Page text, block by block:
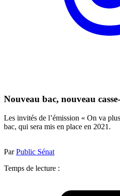
Nouveau bac, nouveau
Les invités de l’émission « On va
bac, qui sera mis en place en 2021.
ParPublic Sénat
Temps de lecture :